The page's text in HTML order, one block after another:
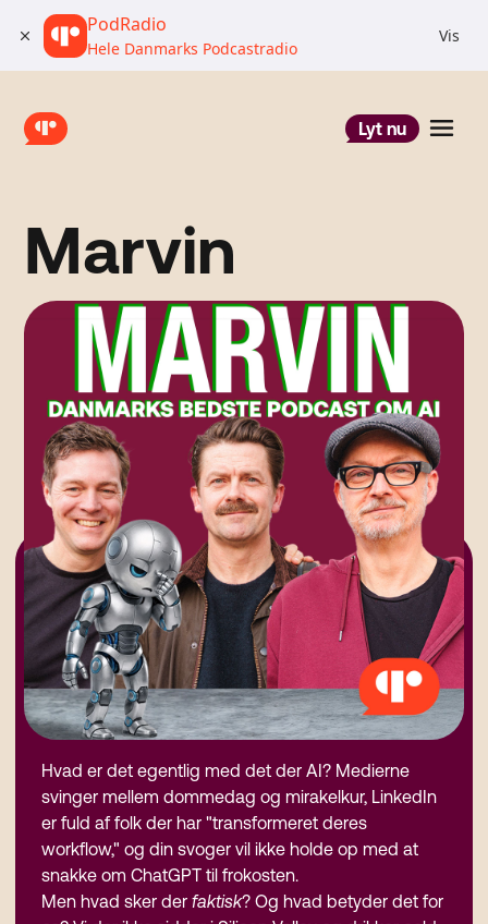
Lyt nu
Marvin
Hvad er det egentlig med det der AI? Medierne
svinger mellem dommedag og mirakelkur, LinkedIn
er fuld af folk der har "transformeret deres
workflow," og din svoger vil ikke holde op med at
snakke om ChatGPT til frokosten.
Men hvad sker derfaktisk? Og hvad betyder det for
PodRadio
Hele Danmarks Podcastradio
Vis